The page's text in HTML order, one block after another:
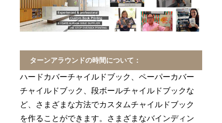
ターンアラウンドの時間について：
ハードカバーチャイルドブック、ペーパーカバー
チャイルドブック、段ボールチャイルドブックな
ど、さまざまな方法でカスタムチャイルドブック
を作ることができます。さまざまなバインディン